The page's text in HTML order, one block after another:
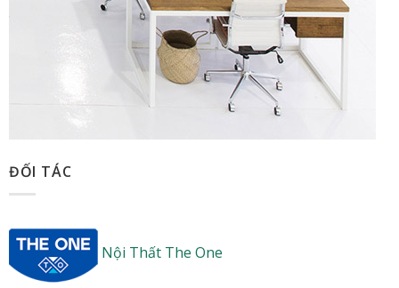
ĐỐI TÁC
Nội Thất The One